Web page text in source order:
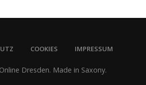
COOKIES IMPRESSUM
Dresden. Made in Saxony.